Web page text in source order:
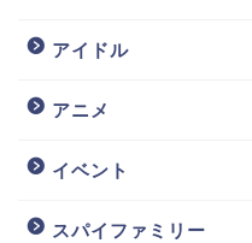
アイドル
アニメ
イベント
スパイファミリー